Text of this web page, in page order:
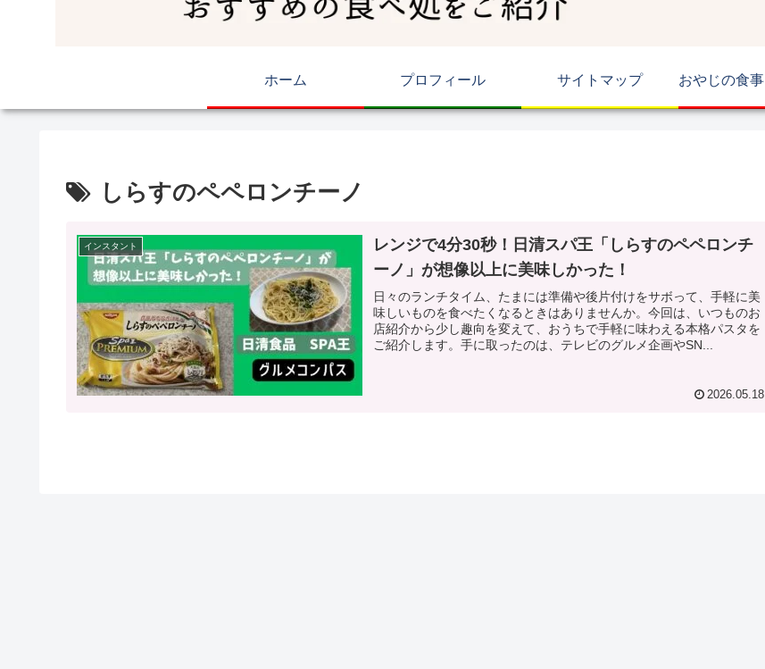
ホーム プロフィール サイトマップ
しらすのペペロンチーノ
インスタント
レンジで4分30秒！日清スパ王「しらすのペペロンチ
ーノ」が想像以上に美味しかった！
日々のランチタイム、たまには準備や後片付けをサボって、手軽に美
味しいものを食べたくなるときはありませんか。今回は、いつものお
店紹介から少し趣向を変えて、おうちで手軽に味わえる本格パスタを
ご紹介します。手に取ったのは、テレビのグルメ企画やSN...
2026.05.18